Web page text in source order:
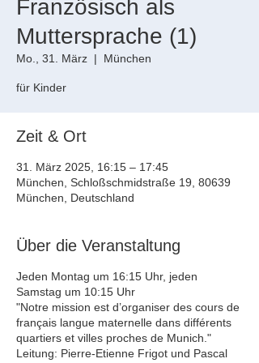
Französisch als
Muttersprache (1)
Mo., 31. März
  |
München
für Kinder
Zeit & Ort
31. März 2025, 16:15 – 17:45
München, Schloßschmidstraße 19, 80639
München, Deutschland
Über die Veranstaltung
Jeden Montag um 16:15 Uhr, jeden
Samstag um 10:15 Uhr
"Notre mission est d’organiser des cours de
français langue maternelle dans différents
quartiers et villes proches de Munich."
Leitung: Pierre-Etienne Frigot und Pascal